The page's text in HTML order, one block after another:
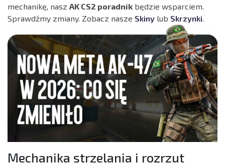
mechanikę, nasz AK CS2 poradnik będzie wsparciem.
Sprawdźmy zmiany. Zobacz nasze Skiny lub Skrzynki.
Mechanika strzelania i rozrzut